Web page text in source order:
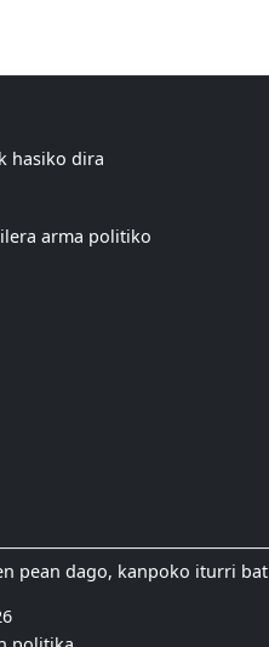
hasiko dira
arma politiko
pean dago, kanpoko iturri